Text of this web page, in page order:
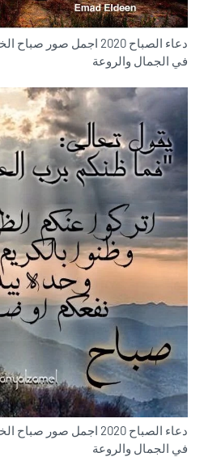
دعاء الصباح 2020 اجمل
في الجمال والروعة
دعاء الصباح 2020 اجمل
في الجمال والروعة